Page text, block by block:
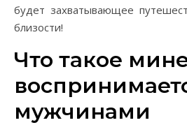
будет захватывающее
близости!
Что такое
мужчинами